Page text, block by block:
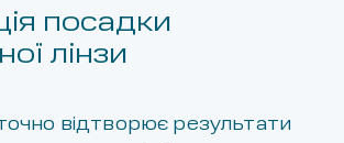
посадки
лінзи
відтворює результати